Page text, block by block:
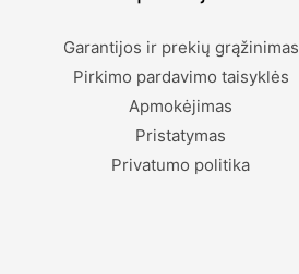
Garantijos ir prekių grąžinimas
Pirkimo pardavimo taisyklės
Apmokėjimas
Pristatymas
Privatumo politika